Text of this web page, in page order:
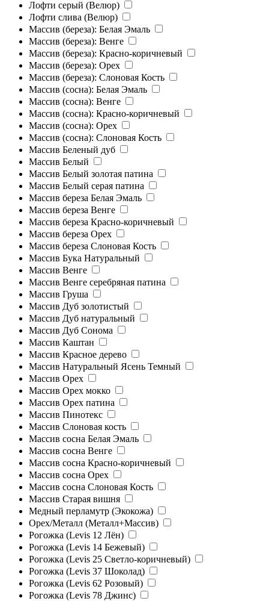
Лофти серый (Велюр)
Лофти слива (Велюр)
Массив (береза): Белая Эмаль
Массив (береза): Венге
Массив (береза): Красно-коричневый
Массив (береза): Орех
Массив (береза): Слоновая Кость
Массив (сосна): Белая Эмаль
Массив (сосна): Венге
Массив (сосна): Красно-коричневый
Массив (сосна): Орех
Массив (сосна): Слоновая Кость
Массив Беленый дуб
Массив Белый
Массив Белый золотая патина
Массив Белый серая патина
Массив береза Белая Эмаль
Массив береза Венге
Массив береза Красно-коричневый
Массив береза Орех
Массив береза Слоновая Кость
Массив Бука Натуральный
Массив Венге
Массив Венге серебряная патина
Массив Груша
Массив Дуб золотистый
Массив Дуб натуральный
Массив Дуб Сонома
Массив Каштан
Массив Красное дерево
Массив Натуральный Ясень Темный
Массив Орех
Массив Орех мокко
Массив Орех патина
Массив Пинотекс
Массив Слоновая кость
Массив сосна Белая Эмаль
Массив сосна Венге
Массив сосна Красно-коричневый
Массив сосна Орех
Массив сосна Слоновая Кость
Массив Старая вишня
Медный перламутр (Экокожа)
Орех/Металл (Металл+Массив)
Рогожка (Levis 12 Лён)
Рогожка (Levis 14 Бежевый)
Рогожка (Levis 25 Светло-коричневый)
Рогожка (Levis 37 Шоколад)
Рогожка (Levis 62 Розовый)
Рогожка (Levis 78 Джинс)